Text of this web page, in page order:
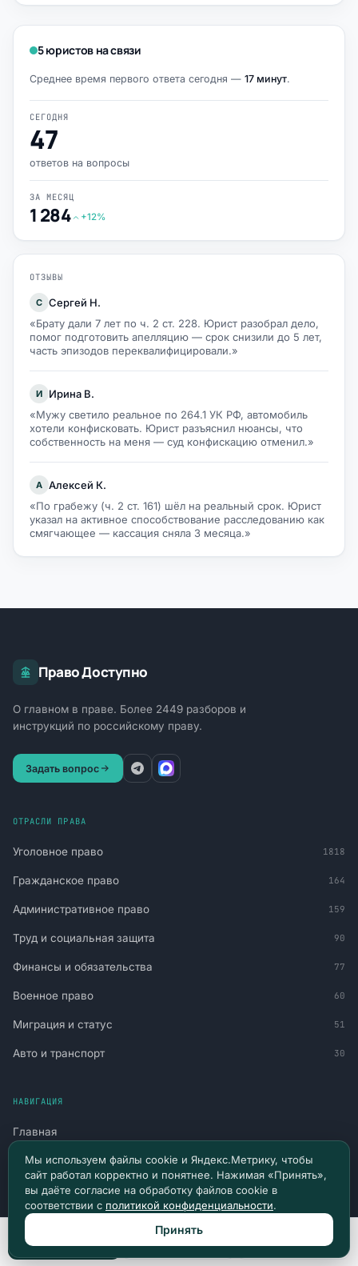
5 юристов на связи
Среднее время первого ответа сегодня — 17 минут.
СЕГОДНЯ
47
ответов на вопросы
ЗА МЕСЯЦ
1 284 +12%
ОТЗЫВЫ
С Сергей Н.
«Брату дали 7 лет по ч. 2 ст. 228. Юрист разобрал дело,
помог подготовить апелляцию — срок снизили до 5 лет,
часть эпизодов переквалифицировали.»
И
Ирина В.
«Мужу светило реальное по 264.1 УК РФ, автомобиль
хотели конфисковать. Юрист разъяснил нюансы, что
собственность на меня — суд конфискацию отменил.»
А Алексей К.
«По грабежу (ч. 2 ст. 161) шёл на реальный срок. Юрист
указал на активное способствование расследованию как
смягчающее — кассация сняла 3 месяца.»
Право Доступно
О главном в праве. Более 2449 разборов и
инструкций по российскому праву.
Задать вопрос
ОТРАСЛИ ПРАВА
Уголовное право 1818
Гражданское право 164
Административное право 159
Труд и социальная защита 90
Финансы и обязательства 77
Военное право 60
Миграция и статус 51
Авто и транспорт 30
НАВИГАЦИЯ
Главная
Все материалы
Новости и судебная практика
Консультация
Канал в Telegram
Мы используем файлы cookie и Яндекс.Метрику, чтобы
сайт работал корректно и понятнее. Нажимая «Принять»,
вы даёте согласие на обработку файлов cookie в
соответствии с политикой конфиденциальности.
Принять